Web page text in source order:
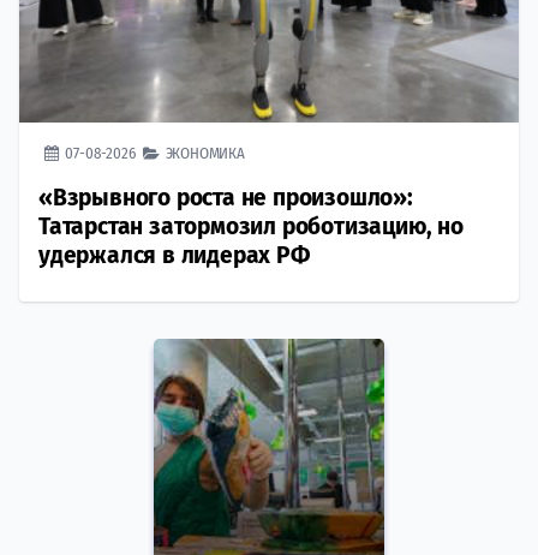
07-08-2026 ЭКОНОМИКА
«Взрывного роста не произошло»:
Татарстан затормозил роботизацию, но
удержался в лидерах РФ